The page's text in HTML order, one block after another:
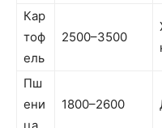
Кар
тоф
ель
2500–3500
Пш
ени
1800–2600